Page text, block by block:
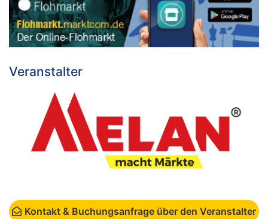
Veranstalter
Kontakt & Buchungsanfrage über den Veranstalter